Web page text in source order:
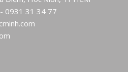
0931 31 34 77